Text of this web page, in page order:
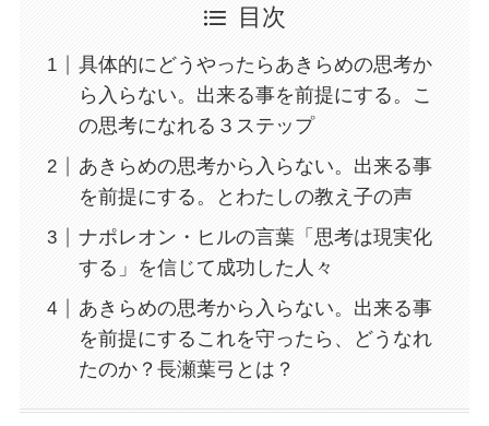
目次
具体的にどうやったらあきらめの思考か
ら入らない。出来る事を前提にする。こ
の思考になれる３ステップ
あきらめの思考から入らない。出来る事
を前提にする。とわたしの教え子の声
ナポレオン・ヒルの言葉「思考は現実化
する」を信じて成功した人々
あきらめの思考から入らない。出来る事
を前提にするこれを守ったら、どうなれ
たのか？長瀬葉弓とは？